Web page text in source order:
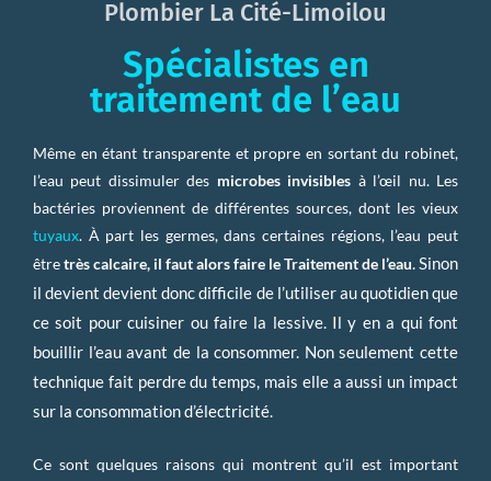
Plombier La Cité-Limoilou
Spécialistes en
traitement de l’eau
Même en étant transparente et propre en sortant du robinet,
l’eau peut dissimuler des microbes invisibles à l’œil nu. Les
bactéries proviennent de différentes sources, dont les vieux
tuyaux. À part les germes, dans certaines régions, l’eau peut
êtretrès calcaire, il faut alors faire leTraitement de l’eau. Sinon
il devient devient donc difficile de l’utiliser au quotidien que
ce soit pour cuisiner ou faire la lessive. Il y en a qui font
bouillir l’eau avant de la consommer. Non seulement cette
technique fait perdre du temps, mais elle a aussi un impact
sur la consommation d’électricité.
Ce sont quelques raisons qui montrent qu’il est important